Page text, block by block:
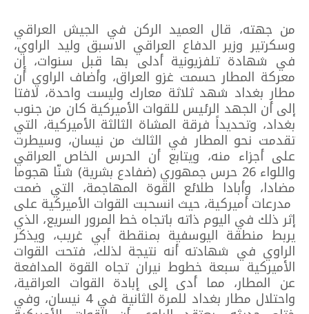
من جهته، قال العميد الركن في الجيش العراقي
وسكرتير وزير الدفاع العراقي الاسبق وليد الراوي،
في شهادة تلفزيونية أدلى بها قبل سنوات، إن
معركة المطار حسمت غزو العراق، وأضاف الراوي أن
مطار بغداد شهد ثلاثة معارك وليست واحدة، لافتا
إلى أن الجهد الرئيس للقوات الأميركية كان من جنوب
بغداد، وتحديداً فرقة المشاة الثالثة الأميركية، التي
تقدمت نحو المطار في الثالث من نيسان، وسيطرت
على أجزاء منه، ويتابع أن الحرس الخاص العراقي
واللواء 26 حرس جمهوري (ضفادع بشرية) شنّا هجوما
مضادا، وأبادا طلائع القوة المهاجمة، التي ضمت
مدرعات أميركية، حيث انسحبت القوات الأميركية على
إثر ذلك في اليوم ذاته باتجاه خط المرور السريع، الذي
يربط منطقة اليوسفية بمنقطة أبي غريب، ويذكر
الراوي في شهادته أنه نتيجة لذلك، فتحت القوات
الأميركية سبعة خطوط نيران تجاه القوة المدافعة
عن المطار، مما أدى إلى إبادة القوات العراقية،
واحتلال مطار بغداد للمرة الثانية في 4 نيسان، وفي